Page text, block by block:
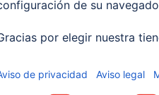
Hama Lámpara LED WLAN
Vela, Para control por voz
00176599